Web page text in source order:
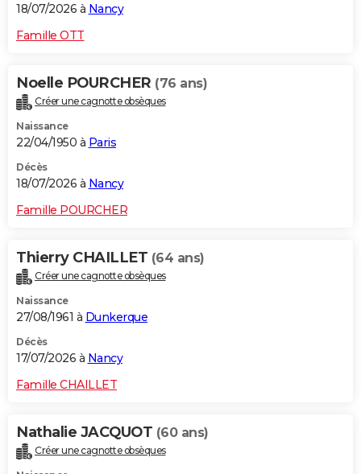
18/07/2026 à Nancy
Famille OTT
Noelle POURCHER (76 ans)
Créer une cagnotte obsèques
Naissance
22/04/1950 à Paris
Décès
18/07/2026 à Nancy
Famille POURCHER
Thierry CHAILLET (64 ans)
Créer une cagnotte obsèques
Naissance
27/08/1961 à Dunkerque
Décès
17/07/2026 à Nancy
Famille CHAILLET
Nathalie JACQUOT (60 ans)
Créer une cagnotte obsèques